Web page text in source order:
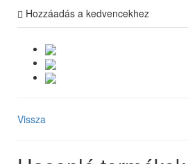
Hozzáadás a kedvencekhez
Vissza